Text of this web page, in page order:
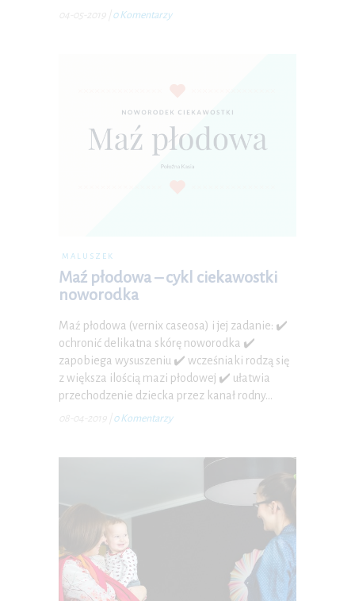
04-05-2019 0 Komentarzy
MALUSZEK
Maź płodowa – cykl ciekawostki
noworodka
Maź płodowa (vernix caseosa) i jej zadanie: ✔️
ochronić delikatna skórę noworodka ✔️
zapobiega wysuszeniu ✔️ wcześniaki rodzą się
z większa ilością mazi płodowej ✔️ ułatwia
przechodzenie dziecka przez kanał rodny…
08-04-2019 0 Komentarzy